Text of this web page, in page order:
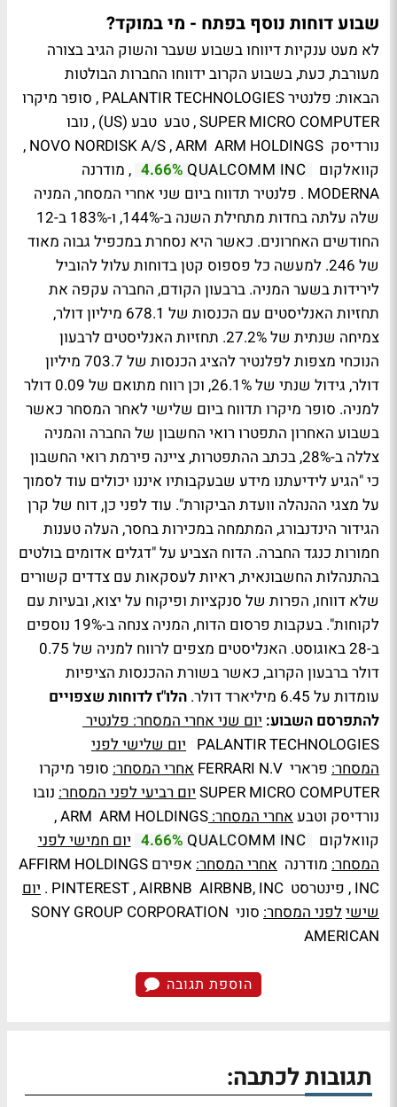
שבוע דוחות נוסף בפתח - מי במוקד?
לא מעט ענקיות דיווחו בשבוע שעבר והשוק הגיב בצורה
מעורבת, כעת, בשבוע הקרוב ידווחו החברות הבולטות
הבאות: פלנטיר PALANTIR TECHNOLOGIES , סופר מיקרו
SUPER MICRO COMPUTER , טבע טבע (US) , נובו
נורדיסק NOVO NORDISK A/S , ARM ARM HOLDINGS ,
קוואלקום
QUALCOMM INC
4.66% , מודרנה
MODERNA . פלנטיר תדווח ביום שני אחרי המסחר, המניה
שלה עלתה בחדות מתחילת השנה ב-144%, ו-183% ב-12
החודשים האחרונים. כאשר היא נסחרת במכפיל גבוה מאוד
של 246. למעשה כל פספוס קטן בדוחות עלול להוביל
לירידות בשער המניה. ברבעון הקודם, החברה עקפה את
תחזיות האנליסטים עם הכנסות של 678.1 מיליון דולר,
צמיחה שנתית של 27.2%. תחזיות האנליסטים לרבעון
הנוכחי מצפות לפלנטיר להציג הכנסות של 703.7 מיליון
דולר, גידול שנתי של 26.1%, וכן רווח מתואם של 0.09 דולר
למניה. סופר מיקרו תדווח ביום שלישי לאחר המסחר כאשר
בשבוע האחרון התפטרו רואי החשבון של החברה והמניה
צללה ב-28%, בכתב ההתפטרות, ציינה פירמת רואי החשבון
כי "הגיע לידיעתנו מידע שבעקבותיו איננו יכולים עוד לסמוך
על מצגי ההנהלה וועדת הביקורת". עוד לפני כן, דוח של קרן
הגידור הינדנבורג, המתמחה במכירות בחסר, העלה טענות
חמורות כנגד החברה. הדוח הצביע על "דגלים אדומים בולטים
בהתנהלות החשבונאית, ראיות לעסקאות עם צדדים קשורים
שלא דווחו, הפרות של סנקציות ופיקוח על יצוא, ובעיות עם
לקוחות". בעקבות פרסום הדוח, המניה צנחה ב-19% נוספים
ב-28 באוגוסט. האנליסטים מצפים לרווח למניה של 0.75
דולר ברבעון הקרוב, כאשר בשורת ההכנסות הציפיות
עומדות על 6.45 מיליארד דולר.
הלו"ז לדוחות שצפויים
להתפרסם השבוע: יום שני אחרי המסחר: פלנטיר
PALANTIR TECHNOLOGIES יום שלישי לפני
המסחר: פרארי FERRARI N.V אחרי המסחר: סופר מיקרו
SUPER MICRO COMPUTER יום רביעי לפני המסחר: נובו
נורדיסק וטבע אחרי המסחר:
ARM ARM HOLDINGS ,
קוואלקום
QUALCOMM INC
4.66% יום חמישי לפני
המסחר: מודרנה אחרי המסחר:
אפירם AFFIRM HOLDINGS
INC , פינטרסט PINTEREST , AIRBNB AIRBNB, INC .
יום
שישילפני המסחר:
סוני SONY GROUP CORPORATION
AMERICAN
הוספת תגובה
תגובות לכתבה: